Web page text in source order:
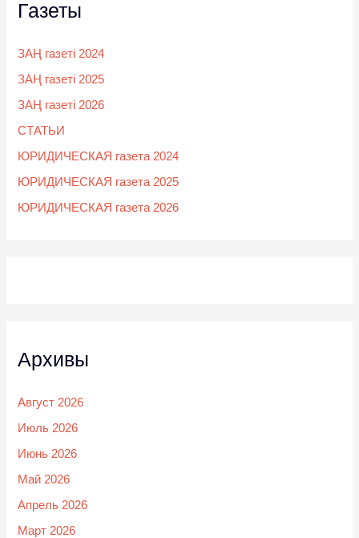
Газеты
ЗАҢ газеті 2024
ЗАҢ газеті 2025
ЗАҢ газеті 2026
СТАТЬИ
ЮРИДИЧЕСКАЯ газета 2024
ЮРИДИЧЕСКАЯ газета 2025
ЮРИДИЧЕСКАЯ газета 2026
Архивы
Август 2026
Июль 2026
Июнь 2026
Май 2026
Апрель 2026
Март 2026